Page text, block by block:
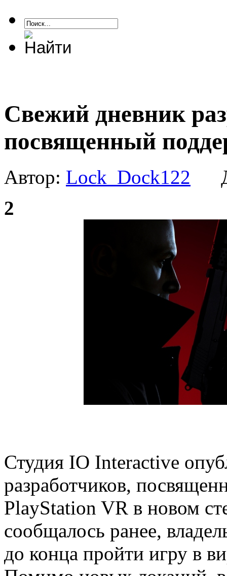
Свежий дневник
посвященный
Автор: Lock_Dock122
2
Студия IO Interactive
разработчиков,
PlayStation VR в новом
сообщалось ранее,
до конца пройти игру в